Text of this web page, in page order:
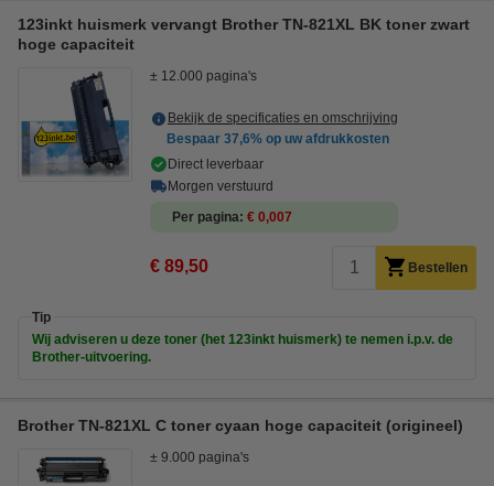
123inkt huismerk vervangt Brother TN-821XL BK toner zwart
hoge capaciteit
± 12.000 pagina's
Bekijk de specificaties en omschrijving
Bespaar 37,6% op uw afdrukkosten
Direct leverbaar
Morgen verstuurd
Per pagina € 0,007
€ 89,50 Bestellen
Tip
Wij adviseren u deze toner (het 123inkt huismerk) te nemen i.p.v. de
Brother-uitvoering.
Brother TN-821XL C toner cyaan hoge capaciteit (origineel)
± 9.000 pagina's